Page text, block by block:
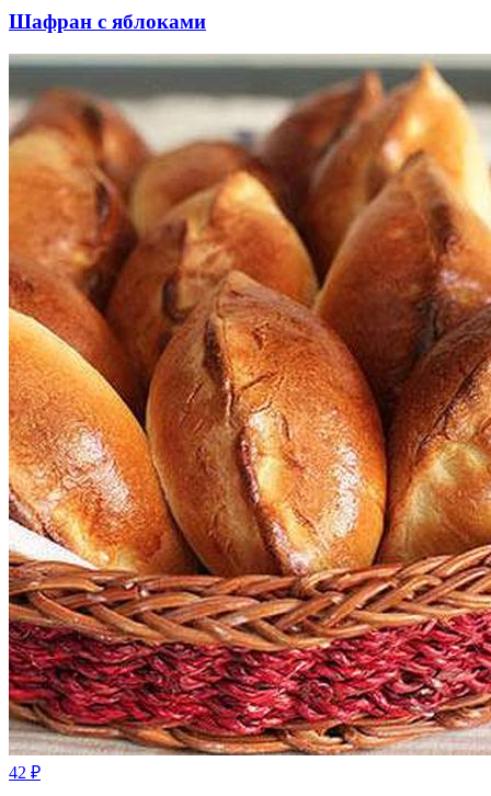
Шафран с яблоками
42 ₽